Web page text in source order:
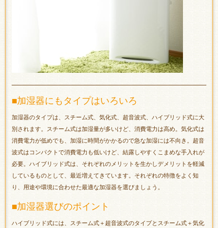
■加湿器にもタイプはいろいろ
加湿器のタイプは、スチーム式、気化式、超音波式、ハイブリッド式に大
別されます。スチーム式は加湿量が多いけど、消費電力は高め。気化式は
消費電力が低めでも、加湿に時間がかかるので急な加湿には不向き。超音
波式はコンパクトで消費電力も低いけど、結露しやすくこまめな手入れが
必要。ハイブリッド式は、それぞれのメリットを生かしデメリットを軽減
しているものとして、最近増えてきています。それぞれの特徴をよく知
り、用途や環境に合わせた最適な加湿器を選びましょう。
■加湿器選びのポイント
ハイブリッド式には、スチーム式＋超音波式のタイプとスチーム式＋気化